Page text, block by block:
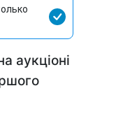
аукціоні